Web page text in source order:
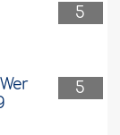
5
5